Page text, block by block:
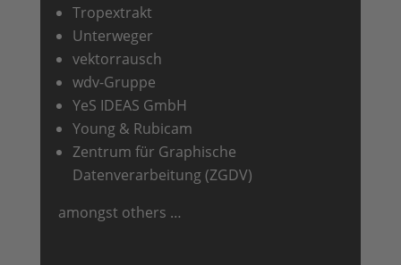
Tropextrakt
Unterweger
vektorrausch
wdv-Gruppe
YeS IDEAS GmbH
Young & Rubicam
Zentrum für Graphische
Datenverarbeitung (ZGDV)
amongst others …